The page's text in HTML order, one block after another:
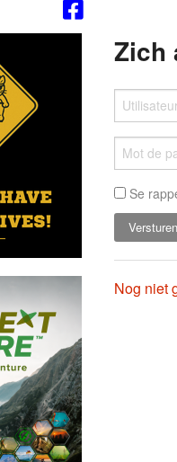
Zich
Se
Nog niet